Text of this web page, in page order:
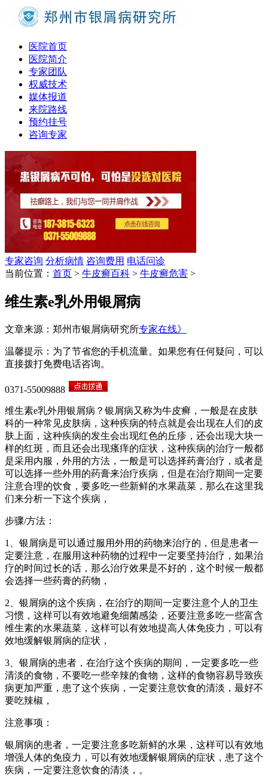
医院首页
医院简介
专家团队
权威技术
媒体报道
来院路线
预约挂号
咨询专家
专家咨询 分析病情 咨询费用 电话问诊
当前位置： 首页 > 牛皮癣百科 > 牛皮癣危害 >
维生素e乳外用银屑病
文章来源：郑州市银屑病研究所专家在线》
温馨提示：为了节省您的手机流量。如果您有任何疑问，可以
直接拨打免费电话咨询。
0371-55009888
维生素e乳外用银屑病？银屑病又称为牛皮癣，一般是在皮肤
科的一种常见皮肤病，这种疾病的特点就是会出现在人们的皮
肤上面，这种疾病的发生会出现红色的丘疹，还会出现大块一
样的红斑，而且还会出现瘙痒的症状，这种疾病的治疗一般都
是采用内服，外用的方法，一般是可以选择药膏治疗，或者是
可以选择一些外用的药膏来治疗疾病，但是在治疗期间一定要
注意合理的饮食，要多吃一些新鲜的水果蔬菜，那么在这里我
们来分析一下这个疾病，
步骤/方法：
1、银屑病是可以通过服用外用的药物来治疗的，但是患者一
定要注意，在服用这种药物的过程中一定要坚持治疗，如果治
疗的时间过长的话，那么治疗效果是不好的，这个时候一般都
会选择一些药膏的药物，
2、银屑病的这个疾病，在治疗的期间一定要注意个人的卫生
习惯，这样可以有效地避免细菌感染，还要注意多吃一些富含
维生素的水果蔬菜，这样可以有效地提高人体免疫力，可以有
效地缓解银屑病的症状，
3、银屑病的患者，在治疗这个疾病的期间，一定要多吃一些
清淡的食物，不要吃一些辛辣的食物，这样的食物容易导致疾
病更加严重，患了这个疾病，一定要注意饮食的清淡，最好不
要吃辣椒，
注意事项：
银屑病的患者，一定要注意多吃新鲜的水果，这样可以有效地
增强人体的免疫力，可以有效地缓解银屑病的症状，患了这个
疾病，一定要注意饮食的清淡，。